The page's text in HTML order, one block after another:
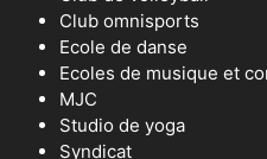
Club omnisports
Ecole de danse
Ecoles de musique et
MJC
Studio de yoga
Syndicat